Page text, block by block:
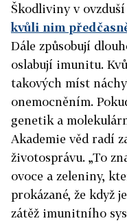
Škodliviny v
kvůli nim
Dále způsobují
oslabují imunitu.
takových míst
onemocněním.
genetik a
Akademie věd radí
životosprávu. „To
ovoce a zeleniny,
prokázané, že když
zátěž imunitního